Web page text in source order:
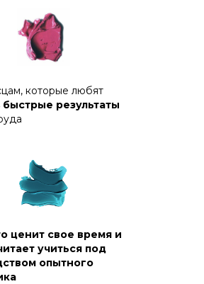
которые любят
быстрые результаты
ценит свое время и
учиться под
опытного